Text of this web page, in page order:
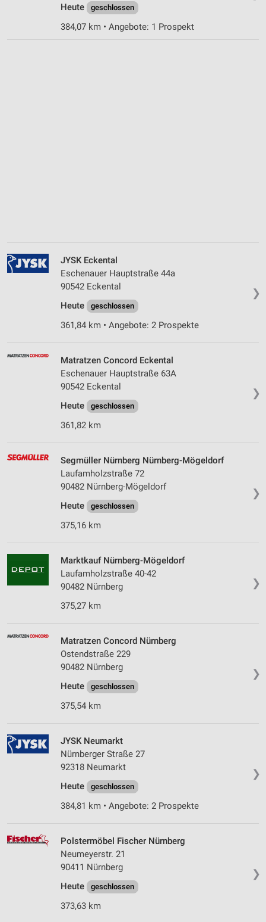
Heute geschlossen
384,07 km • Angebote: 1 Prospekt
❯
JYSK Eckental
Eschenauer Hauptstraße 44a
90542 Eckental
Heute
geschlossen
361,84 km • Angebote: 2 Prospekte
❯
Matratzen Concord Eckental
Eschenauer Hauptstraße 63A
90542 Eckental
Heute
geschlossen
361,82 km
❯
Segmüller Nürnberg Nürnberg-Mögeldorf
Laufamholzstraße 72
90482 Nürnberg-Mögeldorf
Heute
geschlossen
375,16 km
❯
Marktkauf Nürnberg-Mögeldorf
Laufamholzstraße 40-42
90482 Nürnberg
375,27 km
❯
Matratzen Concord Nürnberg
Ostendstraße 229
90482 Nürnberg
Heute
geschlossen
375,54 km
❯
JYSK Neumarkt
Nürnberger Straße 27
92318 Neumarkt
Heute
geschlossen
384,81 km • Angebote: 2 Prospekte
❯
Polstermöbel Fischer Nürnberg
Neumeyerstr. 21
90411 Nürnberg
Heute
geschlossen
373,63 km